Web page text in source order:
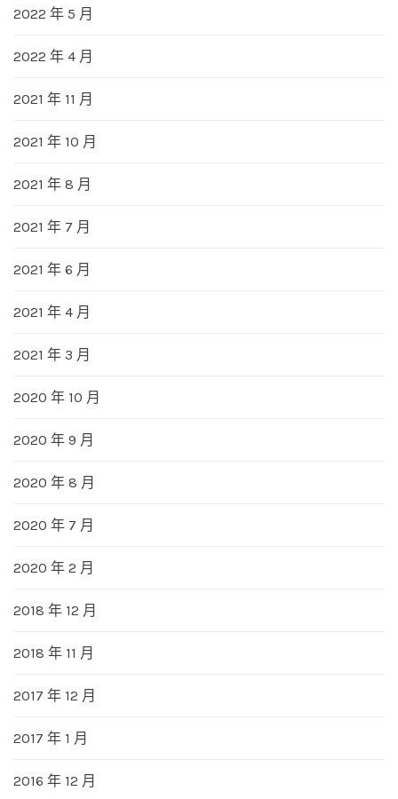
2022 年 5 月
2022 年 4 月
2021 年 11 月
2021 年 10 月
2021 年 8 月
2021 年 7 月
2021 年 6 月
2021 年 4 月
2021 年 3 月
2020 年 10 月
2020 年 9 月
2020 年 8 月
2020 年 7 月
2020 年 2 月
2018 年 12 月
2018 年 11 月
2017 年 12 月
2017 年 1 月
2016 年 12 月